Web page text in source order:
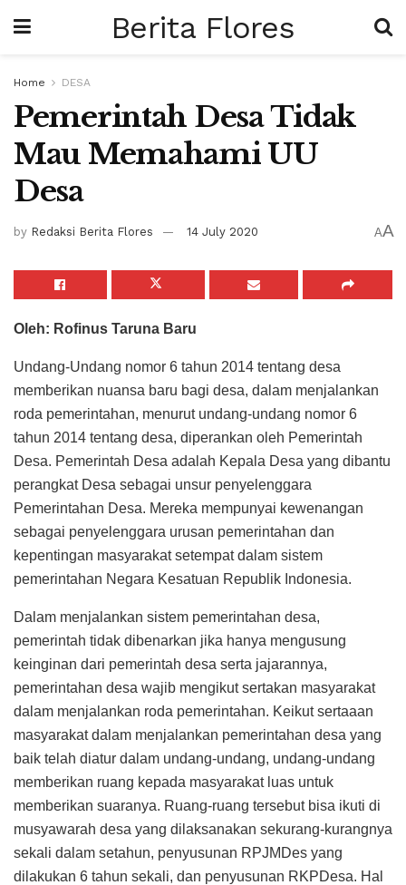
Berita Flores
Home DESA
Pemerintah Desa Tidak
Mau Memahami UU
Desa
by Redaksi Berita Flores 14 July 2020 AA
Oleh: Rofinus Taruna Baru
Undang-Undang nomor 6 tahun 2014 tentang desa
memberikan nuansa baru bagi desa, dalam menjalankan
roda pemerintahan, menurut undang-undang nomor 6
tahun 2014 tentang desa, diperankan oleh Pemerintah
Desa. Pemerintah Desa adalah Kepala Desa yang dibantu
perangkat Desa sebagai unsur penyelenggara
Pemerintahan Desa. Mereka mempunyai kewenangan
sebagai penyelenggara urusan pemerintahan dan
kepentingan masyarakat setempat dalam sistem
pemerintahan Negara Kesatuan Republik Indonesia.
Dalam menjalankan sistem pemerintahan desa,
pemerintah tidak dibenarkan jika hanya mengusung
keinginan dari pemerintah desa serta jajarannya,
pemerintahan desa wajib mengikut sertakan masyarakat
dalam menjalankan roda pemerintahan. Keikut sertaaan
masyarakat dalam menjalankan pemerintahan desa yang
baik telah diatur dalam undang-undang, undang-undang
memberikan ruang kepada masyarakat luas untuk
memberikan suaranya. Ruang-ruang tersebut bisa ikuti di
musyawarah desa yang dilaksanakan sekurang-kurangnya
sekali dalam setahun, penyusunan RPJMDes yang
dilakukan 6 tahun sekali, dan penyusunan RKPDesa. Hal